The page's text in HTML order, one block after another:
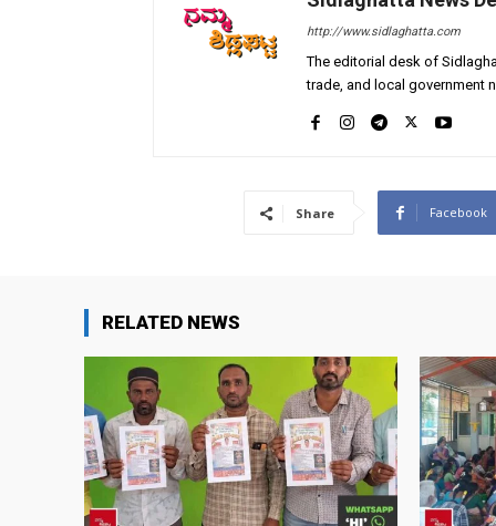
http://www.sidlaghatta.com
The editorial desk of
trade, and local government
Share Facebook
RELATED NEWS